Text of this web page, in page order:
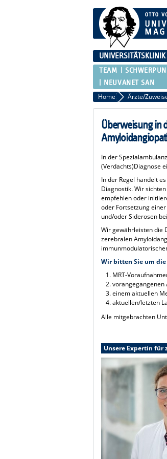
TEAM
NEUVANET SAN
Home Ärzte/
Überweisung in
In der
(Verdachts)Diagnose
In der Regel handelt
Diagnostik. Wir
empfehlen oder
oder Fortsetzung
und/oder Siderosen
Wir gewährleisten die
zerebralen
Wir bitten Sie um
MRT-
vorangegangenen
einem aktuellen
aktuellen/letzten
Alle mitgebrachten
Unsere Expertin für